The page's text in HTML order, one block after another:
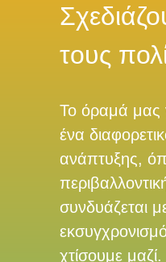
τους
Το όραμά μας
ένα
ανάπτυξης,
συνδυάζεται
χτίσουμε μαζί.